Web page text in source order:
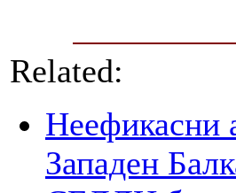
Related:
Неефикасни
Западен